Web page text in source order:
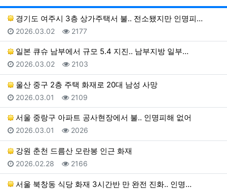
게
경기도 여주시 3층 상가주택서 불.. 전소됐지만 인명피…
등록일
2026.03.02 조회
2177
일본 큐슈 남부에서 규모 5.4 지진.. 남부지방 일부…
등록일
2026.03.02 조회
2103
울산 중구 2층 주택 화재로 20대 남성 사망
등록일
2026.03.01 조회
2109
서울 중랑구 아파트 공사현장에서 불.. 인명피해 없어
등록일
2026.03.01 조회
2026
강원 춘천 드름산 모란봉 인근 화재
등록일
2026.02.28 조회
2166
서울 북창동 식당 화재 3시간반 만 완전 진화.. 인명…